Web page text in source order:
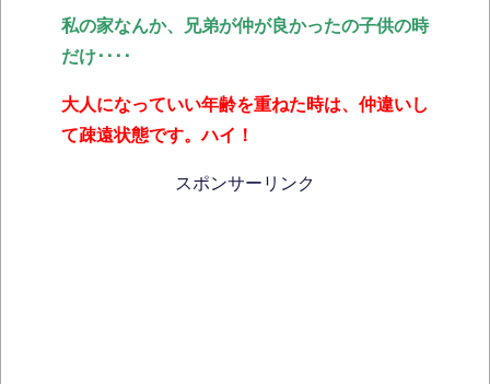
私の家なんか、兄弟が仲が良かったの子供の時
だけ････
大人になっていい年齢を重ねた時は、仲違いし
て疎遠状態です。ハイ！
スポンサーリンク